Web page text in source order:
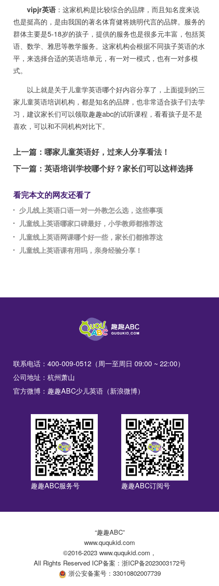
vipjr英语：这家机构是比较综合的品牌，而且知名度来说
也是挺高的，是由我国的著名体育健将姚明代言的品牌。服务的
群体主要是5-18岁的孩子，提供的服务也是很多元丰富，包括英
语、数学、雅思等教学服务。这家机构会根据不同孩子英语的水
平，来选择合适的英语培单元，有一对一模式，也有一对多模
式。
以上就是关于儿童学英语哪个好内容分享了，上面提到的三
家儿童英语培训机构，都是知名的品牌，也非常适合孩子们去学
习，建议家长们可以领取趣趣abc的试听课程，看看孩子是不是
喜欢，可以和不同机构对比下。
上一篇：哪家儿童英语好，过来人分享看法！
下一篇：英语培训学校哪个好？家长们可以这样选择
看完本文的网友还看了
少儿线上英语口语一对一外教怎么选，这些事项
儿童线上英语哪家口碑最好，小学教师都推荐这
儿童线上英语网课哪个好一些，家长们都推荐这
儿童线上英语课有用吗，亲身经验分享！
联系电话：400-009-0512（周一至周日 09:00 ~ 22:00）
公司地址：杭州萧山
官方微博：趣趣ABC少儿英语（新浪微博）
趣趣ABC服务号 趣趣ABC订阅号
“趣趣ABC”
www.ququkid.com
©2016-2023 www.ququkid.com，
All Rights Reserved ICP备案：浙ICP备2023003172号
浙公安备案号：33010802007739